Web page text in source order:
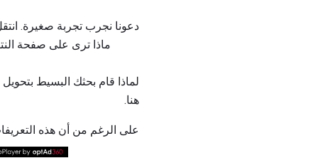
ماذا ترى على صفحة
لماذا قام بحثك البسيط
هنا.
على الرغم من أن هذه